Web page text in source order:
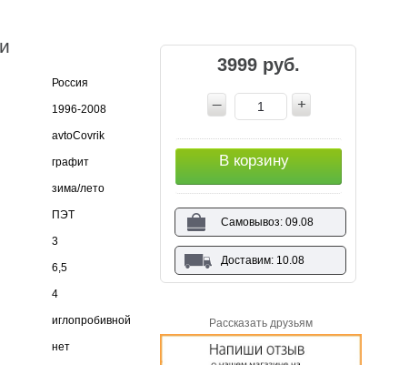
Россия
1996-2008
avtoCovrik
графит
зима/лето
ПЭТ
3
6,5
4
иглопробивной
нет
3999 руб.
В корзину
Самовывоз: 09.08
Доставим: 10.08
Рассказать друзьям